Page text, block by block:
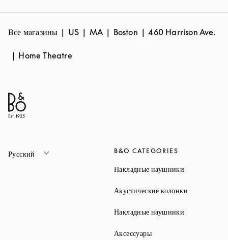
Все магазины US MA Boston 460 Harrison Ave.
Home Theatre
Русский B&O CATEGORIES
Накладные наушники
Акустические колонки
Накладные наушники
АксессуарыLink Opens in New